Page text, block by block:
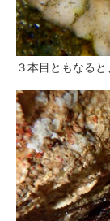
３本目ともなる